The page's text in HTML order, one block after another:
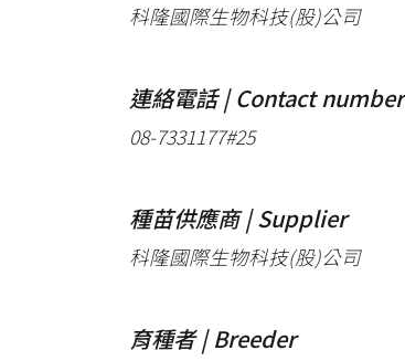
科隆國際生物科技(股)公司
連絡電話 | Contact number
08-7331177#25
種苗供應商 | Supplier
科隆國際生物科技(股)公司
育種者 | Breeder